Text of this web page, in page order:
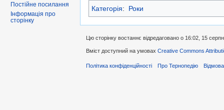
Категорія: Роки
Постійне посилання
Інформація про
сторінку
Цю сторінку востаннє відредаговано о 16:02, 15
Вміст доступний на умовах Creative Commons
Політика конфіденційності Про Тернопедію Відмова